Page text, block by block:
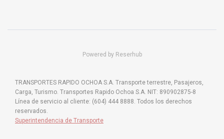
Powered by Reserhub
TRANSPORTES RAPIDO OCHOA S.A. Transporte terrestre, Pasajeros,
Carga, Turismo. Transportes Rapido Ochoa S.A. NIT: 890902875-8
Línea de servicio al cliente: (604) 444 8888. Todos los derechos
reservados.
Superintendencia de Transporte